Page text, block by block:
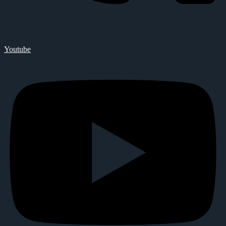
Youtube